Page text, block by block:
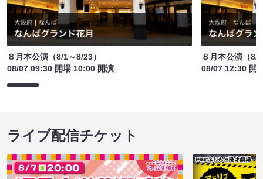
８月本公演（8/1～8/23）
08/07 09:30 開場 10:00 開演
８月本公演（8/
08/07 12:30 開
ライブ配信チケット